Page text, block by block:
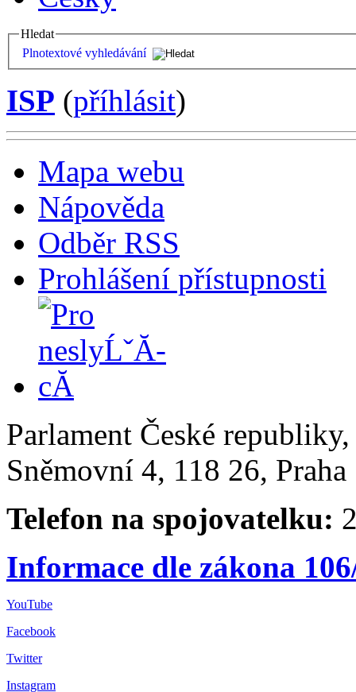
Hledat
Plnotextové vyhledávání
ISP (příhlásit)
Mapa webu
Nápověda
Odběr RSS
Prohlášení přístupnosti
Parlament České
Sněmovní 4, 118 26,
Telefon na spojovatelku:
Informace dle zákona
YouTube
Facebook
Twitter
Instagram